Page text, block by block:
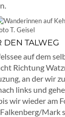
T. Geisel
DEN TALWEG
auf dem
Richtung
an der wir
links und
wir wieder am
Mark